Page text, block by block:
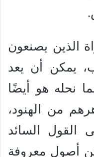
الذين يصنعون
يمكن أن يعد
نحله هو أيضًا
من الهنود،
القول السائد
عن أصول معروفة